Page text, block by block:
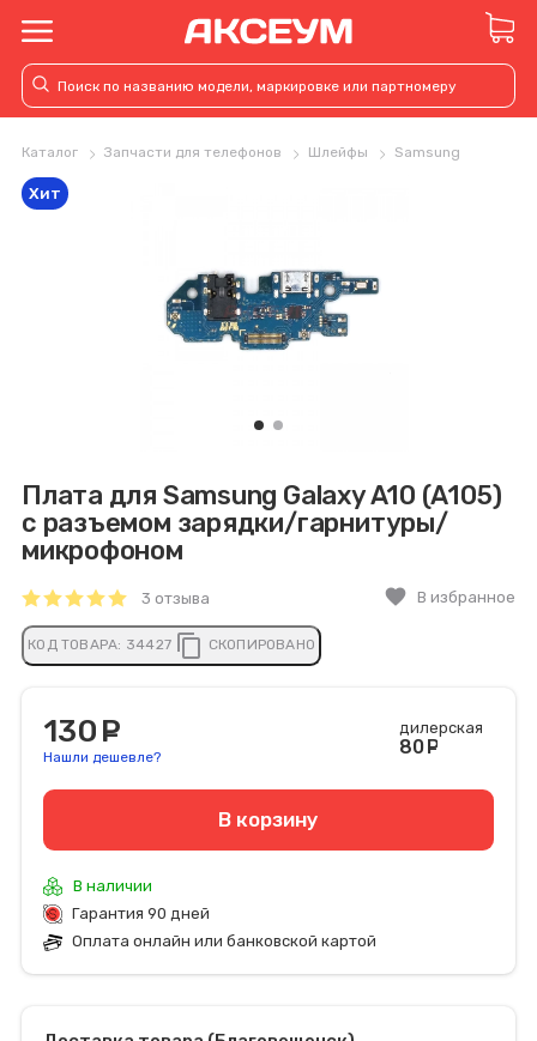
Каталог Запчасти для телефонов Шлейфы Samsung
Плата для Samsung Galaxy A10 (A105)
с разъемом зарядки/гарнитуры/
микрофоном
3 отзыва favorite В избранное
КОД ТОВАРА: 34427 content_copy СКОПИРОВАНО
Хит
130
Нашли дешевле?
дилерская
80
В корзину
В наличии
Гарантия 90 дней
Оплата онлайн или банковской картой